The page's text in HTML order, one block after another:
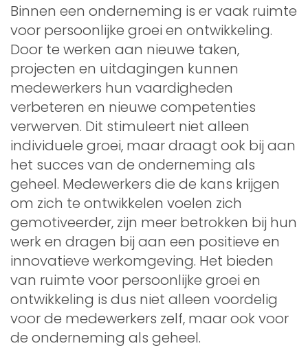
Binnen een onderneming is er vaak ruimte
voor persoonlijke groei en ontwikkeling.
Door te werken aan nieuwe taken,
projecten en uitdagingen kunnen
medewerkers hun vaardigheden
verbeteren en nieuwe competenties
verwerven. Dit stimuleert niet alleen
individuele groei, maar draagt ook bij aan
het succes van de onderneming als
geheel. Medewerkers die de kans krijgen
om zich te ontwikkelen voelen zich
gemotiveerder, zijn meer betrokken bij hun
werk en dragen bij aan een positieve en
innovatieve werkomgeving. Het bieden
van ruimte voor persoonlijke groei en
ontwikkeling is dus niet alleen voordelig
voor de medewerkers zelf, maar ook voor
de onderneming als geheel.